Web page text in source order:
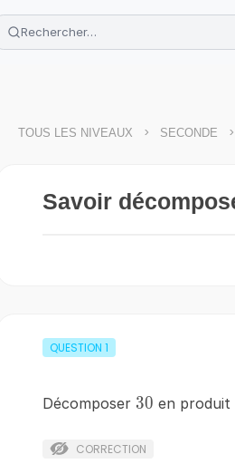
🌴Cahier de vacances offert:
Télécharge ton PDF gratuit et
TOUS LES NIVEAUX > SECONDE >
Savoir
QUESTION 1
Décomposer 30
30 en produit
CORRECTION